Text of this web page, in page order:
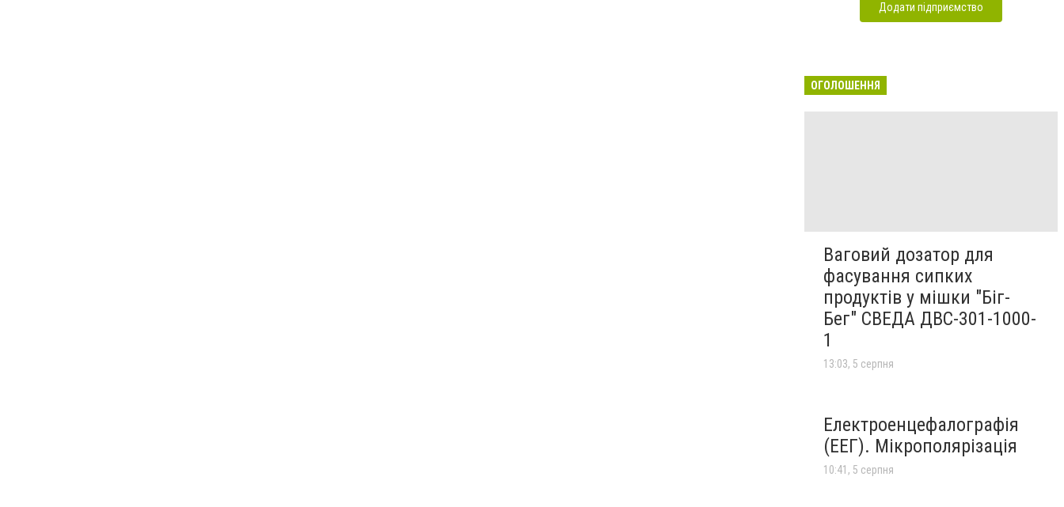
Додати підприємство
ОГОЛОШЕННЯ
Ваговий дозатор для
фасування сипких
продуктів у мішки "Біг-
Бег" СВЕДА ДВС-301-1000-
1
13:03, 5 серпня
Електроенцефалографія
(ЕЕГ). Мікрополярізація
10:41, 5 серпня